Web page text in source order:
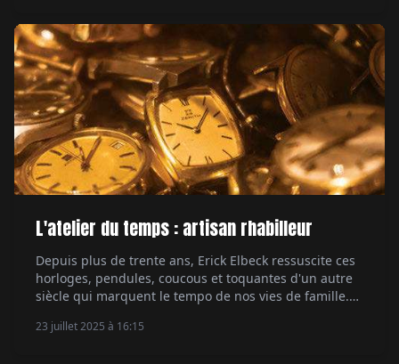
L'atelier du temps : artisan rhabilleur
Depuis plus de trente ans, Erick Elbeck ressuscite ces
horloges, pendules, coucous et toquantes d'un autre
siècle qui marquent le tempo de nos vies de famille.
23 juillet 2025 à 16:15